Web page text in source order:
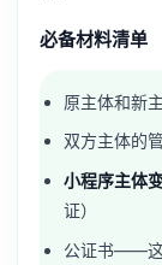
必备材料清单
原主体和新
双方主体的
小程序主体
证）
公证书——这